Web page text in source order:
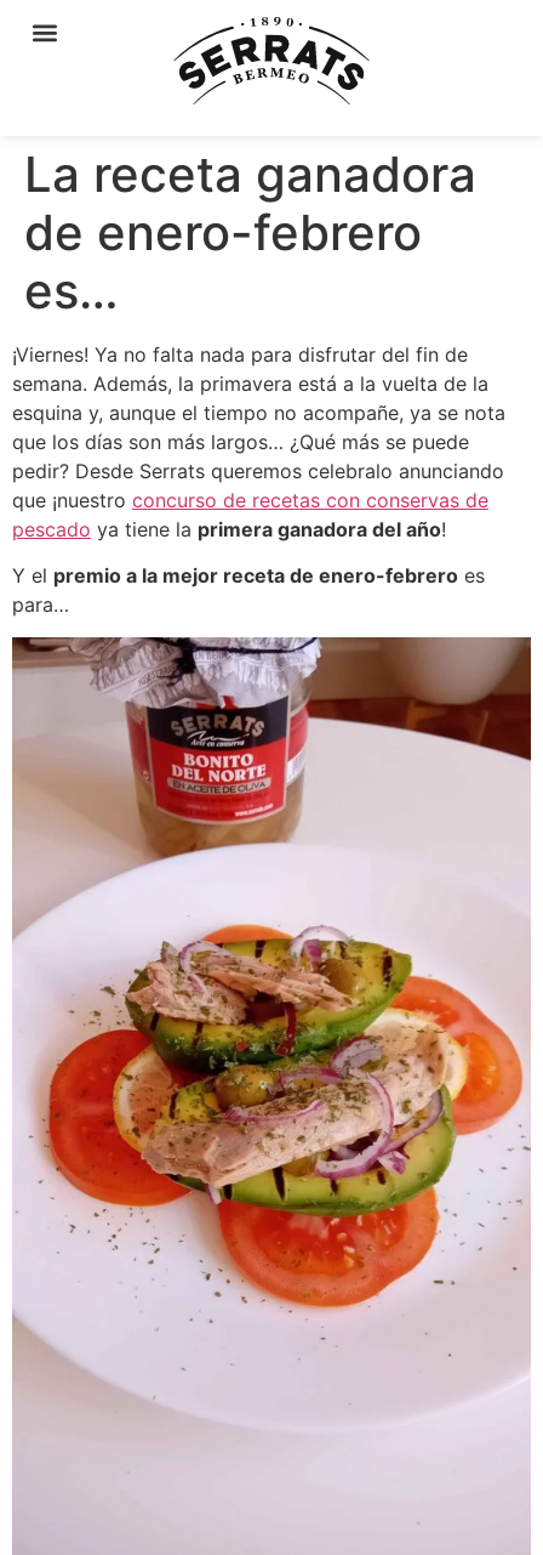
La receta ganadora
de enero-febrero
es…
¡Viernes! Ya no falta nada para disfrutar del fin de
semana. Además, la primavera está a la vuelta de la
esquina y, aunque el tiempo no acompañe, ya se nota
que los días son más largos… ¿Qué más se puede
pedir? Desde Serrats queremos celebralo anunciando
que ¡nuestro concurso de recetas con conservas de
pescado ya tiene la primera ganadora del año!
Y el premio a la mejor receta de enero-febrero es
para…